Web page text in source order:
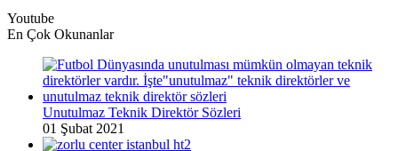
Youtube
En Çok Okunanlar
Unutulmaz Teknik Direktör Sözleri
01 Şubat 2021